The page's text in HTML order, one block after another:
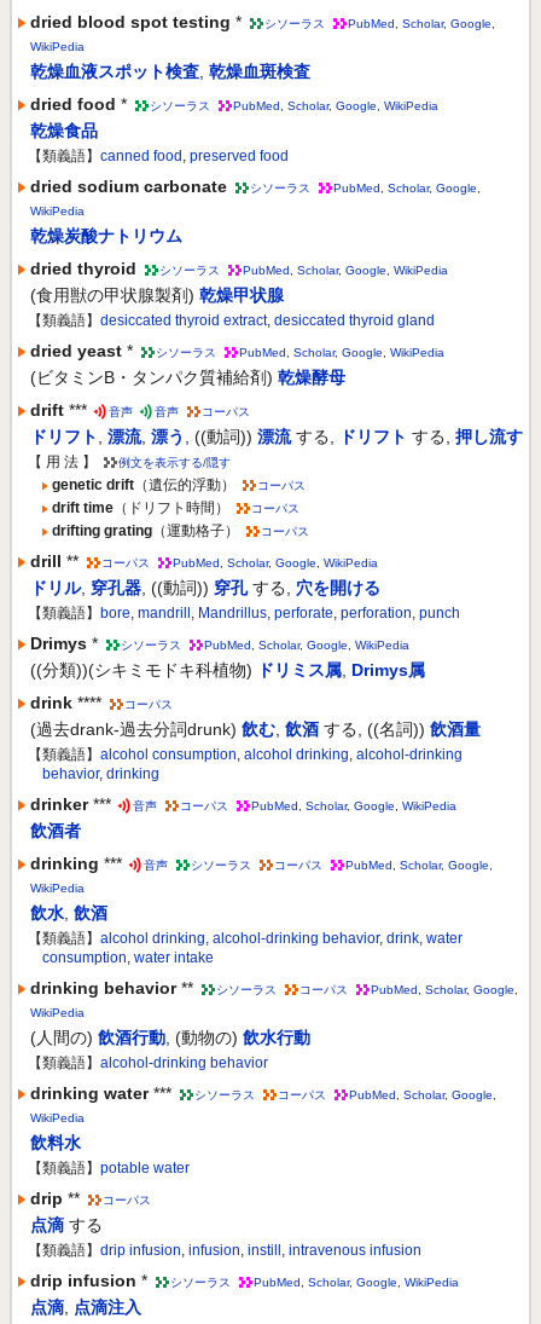
dried blood spot testing * シソーラス PubMed Scholar, Google
WikiPedia
乾燥血液スポット検査 乾燥血斑検査
dried food * シソーラス PubMed Scholar, Google WikiPedia
乾燥食品
【類義語】 canned food preserved food
dried sodium carbonate シソーラス PubMed Scholar, Google
WikiPedia
乾燥炭酸ナトリウム
dried thyroid
シソーラス PubMed Scholar, Google WikiPedia
(食用獣の甲状腺製剤) 乾燥甲状腺
【類義語】 desiccated thyroid extract, desiccated thyroid gland
dried yeast * シソーラス PubMed Scholar, Google WikiPedia
(ビタミンB・タンパク質補給剤) 乾燥酵母
drift *** 音声 音声 コーパス
ドリフト 漂流, 漂う ((動詞)) 漂流 する ドリフト する 押し流す
【 用 法 】 例文を表示する/隠す
genetic drift （遺伝的浮動） コーパス
drift time （ドリフト時間） コーパス
drifting grating （運動格子） コーパス
drill ** コーパス PubMed Scholar, Google WikiPedia
ドリル, 穿孔器 ((動詞)) 穿孔 する 穴を開ける
【類義語】 bore mandrill Mandrillus perforate perforation punch
Drimys * シソーラス PubMed Scholar, Google WikiPedia
((分類))(シキミモドキ科植物) ドリミス属 Drimys属
drink **** コーパス
(過去drank-過去分詞drunk) 飲む 飲酒 する ((名詞)) 飲酒量
【類義語】 alcohol consumption alcohol drinking alcohol-drinking
behavior, drinking
drinker *** 音声 コーパス PubMed Scholar, Google WikiPedia
飲酒者
drinking *** 音声 シソーラス コーパス PubMed Scholar, Google
WikiPedia
飲水 飲酒
【類義語】 alcohol drinking alcohol-drinking behavior, drink water
consumption water intake
drinking behavior ** シソーラス コーパス PubMed Scholar, Google
WikiPedia
(人間の) 飲酒行動 (動物の) 飲水行動
【類義語】 alcohol-drinking behavior
drinking water *** シソーラス コーパス PubMed Scholar, Google
WikiPedia
飲料水
【類義語】 potable water
drip ** コーパス
点滴 する
【類義語】 drip infusion infusion instill intravenous infusion
drip infusion * シソーラス PubMed Scholar, Google WikiPedia
点滴 点滴注入